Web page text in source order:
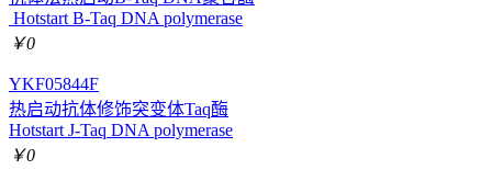
Hotstart B-Taq DNA polymerase
￥0
YKF05844F
热启动抗体修饰突变体Taq酶
Hotstart J-Taq DNA polymerase
￥0